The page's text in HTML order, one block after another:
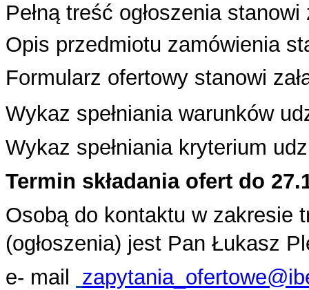
Pełną treść ogłoszenia stanowi
Opis przedmiotu zamówienia
Formularz ofertowy stanowi
Wykaz spełniania warunków
Wykaz spełniania kryterium
Termin składania ofert do
Osobą do kontaktu w zakresie
(ogłoszenia) jest Pan Łukasz
e- mail